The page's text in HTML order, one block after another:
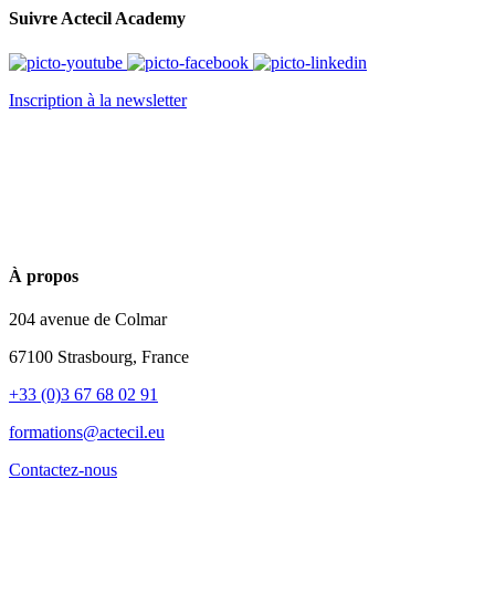
Suivre Actecil Academy
Inscription à la newsletter
À propos
204 avenue de Colmar
67100 Strasbourg, France
+33 (0)3 67 68 02 91
formations@actecil.eu
Contactez-nous